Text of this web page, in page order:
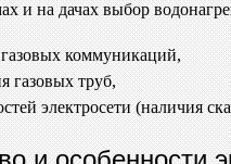
и на дачах выбор
коммуникаций,
газовых труб,
электросети (наличия